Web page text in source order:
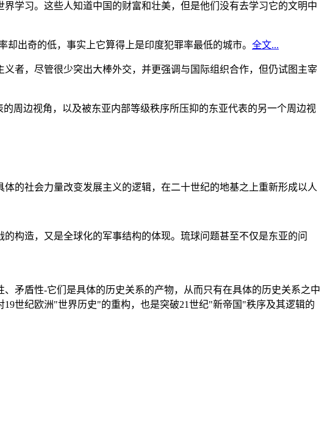
学习。这些人知道中国的财富和壮美，但是他们没有去学习它的文明中
出奇的低，事实上它算得上是印度犯罪率最低的城市。 全文...
者，尽管很少突出大棒外交，并更强调与国际组织合作，但仍试图主宰
周边视角，以及被东亚内部等级秩序所压抑的东亚代表的另一个周边视
的社会力量改变发展主义的逻辑，在二十世纪的地基之上重新形成以人
构造，又是全球化的军事结构的体现。琉球问题甚至不仅是东亚的问
矛盾性-它们是具体的历史关系的产物，从而只有在具体的历史关系之中
世纪欧洲"世界历史"的重构，也是突破21世纪"新帝国"秩序及其逻辑的